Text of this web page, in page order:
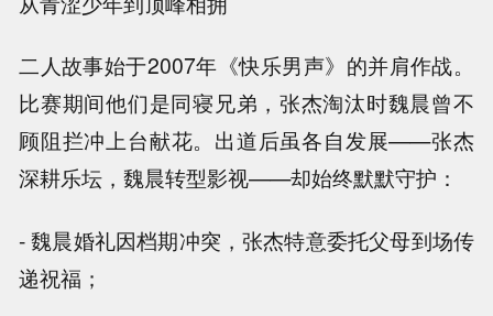
二人故事始于2007年《快乐男声》的并肩作战。
比赛期间他们是同寝兄弟，张杰淘汰时魏晨曾不
顾阻拦冲上台献花。出道后虽各自发展——张杰
深耕乐坛，魏晨转型影视——却始终默默守护：
- 魏晨婚礼因档期冲突，张杰特意委托父母到场传
递祝福；